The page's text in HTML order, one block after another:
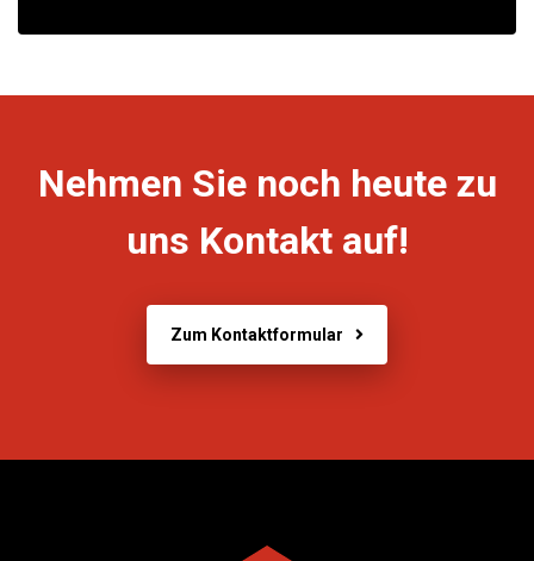
Nehmen Sie noch heute zu
uns Kontakt auf!
Zum Kontaktformular